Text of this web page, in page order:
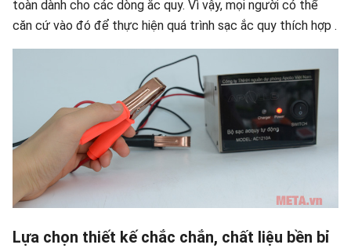
toàn dành cho các dòng ắc quy. Vì vậy, mọi người có thể
căn cứ vào đó để thực hiện quá trình sạc ắc quy thích hợp .
Lựa chọn thiết kế chắc chắn, chất liệu bền bỉ